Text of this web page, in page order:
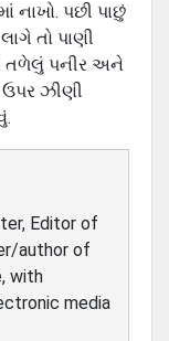
નાખો. પછી પાછું
તો પાણી
તળેલું પનીર અને
ઝીણી
Editor of
author of
with
media